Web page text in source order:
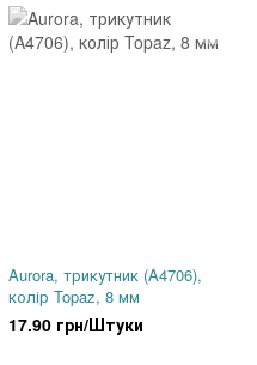
Aurora, трикутник (A4706),
колір Topaz, 8 мм
17.90 грн/Штуки